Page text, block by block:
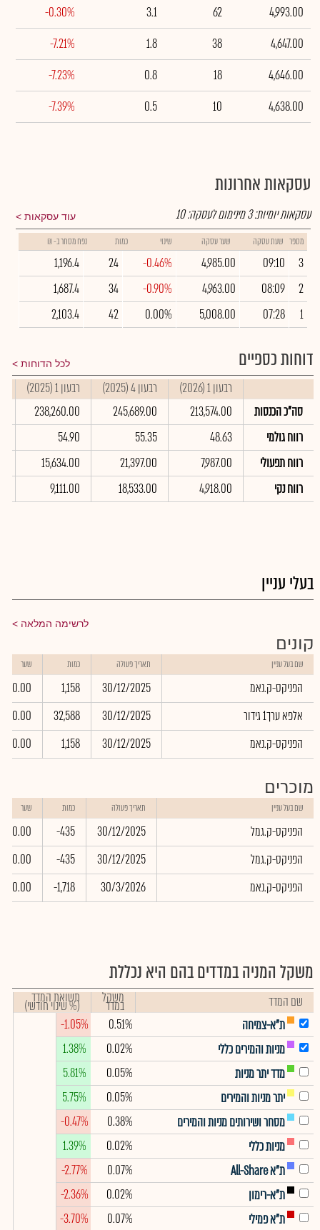
4,993.00
62
3.1
-0.30%
4,647.00
38
1.8
-7.21%
4,646.00
18
0.8
-7.23%
4,638.00
10
0.5
-7.39%
עסקאות אחרונות
עוד עסקאות עסקאות יומיות:3מינימום לעסקה:10
מספר שעת עסקה שער עסקה שינוי כמות נפח מסחר ב- ₪
3
09:10
4,985.00
-0.46%
24
1,196.4
2
08:09
4,963.00
-0.90%
34
1,687.4
1
07:28
5,008.00
0.00%
42
2,103.4
דוחות כספיים לכל הדוחות
רבעון 1 (2026) רבעון 4 (2025) רבעון 1 (2025)
סה"כ הכנסות
213,574.00
245,689.00
238,260.00
רווח גולמי
48.63
55.35
54.90
רווח תפעולי
7,987.00
21,397.00
15,634.00
רווח נקי
4,918.00
18,533.00
9,111.00
בעלי עניין
לרשימה המלאה
קונים
שם בעל עניין תאריך פעולה כמות שער
הפניקס-ק.נאמ 30/12/2025
1,158
0.00
אלפא ערך1 גידור
30/12/2025
32,588
0.00
הפניקס-ק.נאמ
30/12/2025
1,158
0.00
מוכרים
שם בעל עניין תאריך פעולה כמות שער
הפניקס-ק.גמל 30/12/2025
-435
0.00
הפניקס-ק.גמל
30/12/2025
-435
0.00
הפניקס-ק.נאמ
30/3/2026
-1,718
0.00
משקל המניה במדדים בהם היא נכללת
שם המדד משקל
במדד תשואת המדד
(% שינוי חודשי)
ת"א-צמיחה
0.51%
-1.05%
מניות והמירים כללי
0.02%
1.38%
מדד יתר מניות
0.05%
5.81%
יתר מניות והמירים
0.05%
5.75%
מסחר ושירותים מניות והמירים
0.38%
-0.47%
מניות כללי
0.02%
1.39%
ת"א All-Share
0.07%
-2.77%
ת"א-רימון
0.02%
-2.36%
ת"א פמילי
0.07%
-3.70%